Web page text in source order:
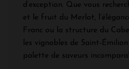
d’exception. Que vous
et le fruit du Merlot,
Franc ou la structure du
les vignobles de Saint-
palette de saveurs